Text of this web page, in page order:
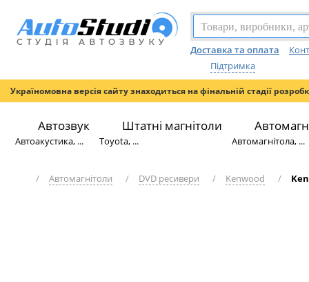
Доставка та оплата
Підтримка
Україномовна версія сайту знаходиться на фінальній стадії
Автозвук
Автоакустика, ...
Штатні магнітоли
Toyota, ... Автомагнітола, ...
/ Автомагнітоли / DVD ресивери / Kenwood /